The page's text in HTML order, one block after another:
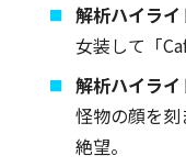
解析ハイライ
女装して「
解析ハイライ
怪物の顔を
絶望。